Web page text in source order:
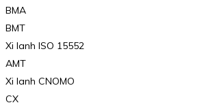
BMA
BMT
Xi lanh ISO 15552
AMT
Xi lanh CNOMO
CX